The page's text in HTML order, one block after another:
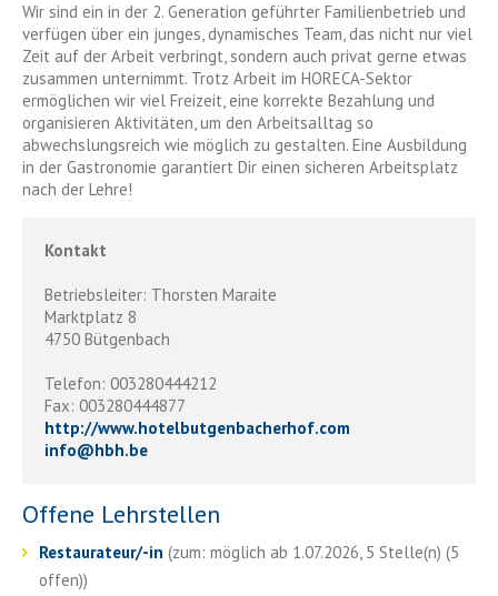
Wir sind ein in der 2. Generation geführter Familienbetrieb und
verfügen über ein junges, dynamisches Team, das nicht nur viel
Zeit auf der Arbeit verbringt, sondern auch privat gerne etwas
zusammen unternimmt. Trotz Arbeit im HORECA-Sektor
ermöglichen wir viel Freizeit, eine korrekte Bezahlung und
organisieren Aktivitäten, um den Arbeitsalltag so
abwechslungsreich wie möglich zu gestalten. Eine Ausbildung
in der Gastronomie garantiert Dir einen sicheren Arbeitsplatz
nach der Lehre!
Kontakt
Betriebsleiter: Thorsten Maraite
Marktplatz 8
4750 Bütgenbach
Telefon: 003280444212
Fax: 003280444877
http://www.hotelbutgenbacherhof.com
info@hbh.be
Offene Lehrstellen
Restaurateur/-in (zum: möglich ab 1.07.2026, 5 Stelle(n) (5
offen))